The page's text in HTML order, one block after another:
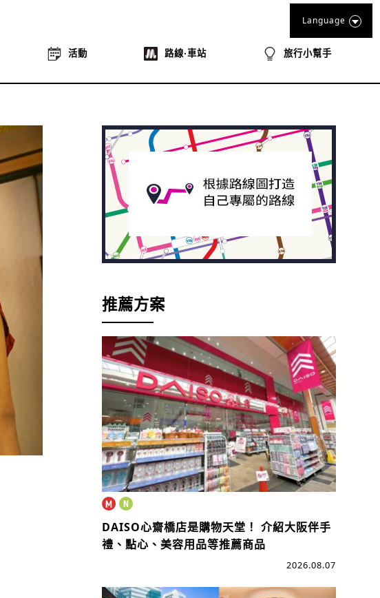
活動 路線‧車站 旅行小幫手
Language
推薦方案
DAISO心齋橋店是購物天堂！介紹大阪伴手
禮、點心、美容用品等推薦商品
2026.08.07